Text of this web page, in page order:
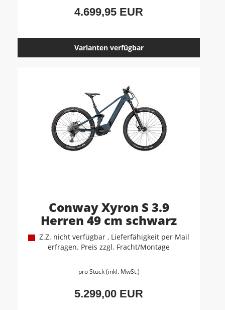
4.699,95 EUR
Varianten verfügbar
Conway Xyron S 3.9
Herren 49 cm schwarz
Z.Z. nicht verfügbar , Lieferfähigkeit per Mail
erfragen. Preis zzgl. Fracht/Montage
pro Stück (inkl. MwSt.)
5.299,00 EUR